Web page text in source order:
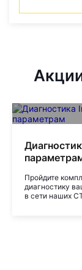
Пройдите
диагностику
в сети наших